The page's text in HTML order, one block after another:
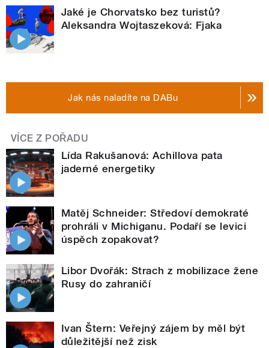
Jaké je Chorvatsko bez turistů?
Aleksandra Wojtaszeková: Fjaka
Jak nás naladíte na DABu
VÍCE Z POŘADU
Lída Rakušanová: Achillova pata
jaderné energetiky
Matěj Schneider: Středoví demokraté
prohráli v Michiganu. Podaří se levici
úspěch zopakovat?
Libor Dvořák: Strach z mobilizace žene
Rusy do zahraničí
Ivan Štern: Veřejný zájem by měl být
důležitější než zisk